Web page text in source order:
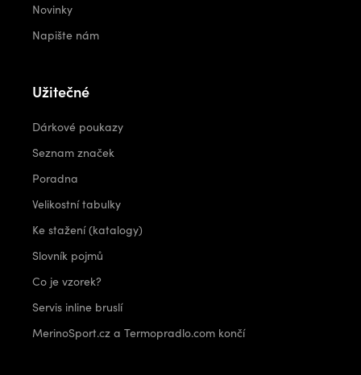
Novinky
Napište nám
Užitečné
Dárkové poukazy
Seznam značek
Poradna
Velikostní tabulky
Ke stažení (katalogy)
Slovník pojmů
Co je vzorek?
Servis inline bruslí
MerinoSport.cz a Termopradlo.com končí